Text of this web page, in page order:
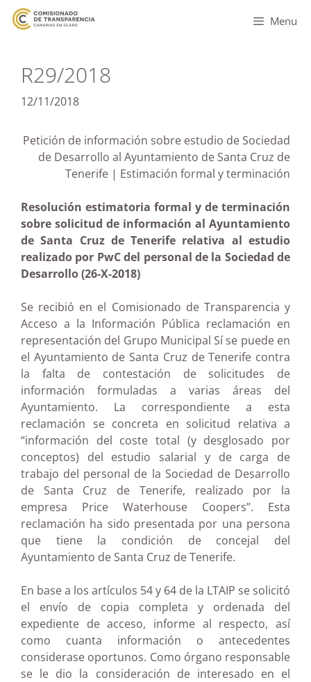
Menu
R29/2018
12/11/2018
Petición de información sobre estudio de Sociedad
de Desarrollo al Ayuntamiento de Santa Cruz de
Tenerife | Estimación formal y terminación
Resolución estimatoria formal y de terminación
sobre solicitud de información al Ayuntamiento
de Santa Cruz de Tenerife relativa al estudio
realizado por PwC del personal de la Sociedad de
Desarrollo (26-X-2018)
Se recibió en el Comisionado de Transparencia y
Acceso a la Información Pública reclamación en
representación del Grupo Municipal Sí se puede en
el Ayuntamiento de Santa Cruz de Tenerife contra
la falta de contestación de solicitudes de
información formuladas a varias áreas del
Ayuntamiento. La correspondiente a esta
reclamación se concreta en solicitud relativa a
“información del coste total (y desglosado por
conceptos) del estudio salarial y de carga de
trabajo del personal de la Sociedad de Desarrollo
de Santa Cruz de Tenerife, realizado por la
empresa Price Waterhouse Coopers”. Esta
reclamación ha sido presentada por una persona
que tiene la condición de concejal del
Ayuntamiento de Santa Cruz de Tenerife.
En base a los artículos 54 y 64 de la LTAIP se solicitó
el envío de copia completa y ordenada del
expediente de acceso, informe al respecto, así
como cuanta información o antecedentes
considerase oportunos. Como órgano responsable
se le dio la consideración de interesado en el